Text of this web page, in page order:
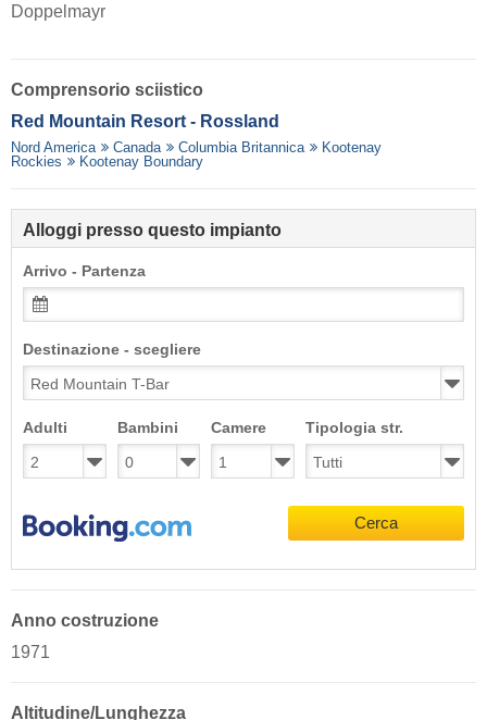
Doppelmayr
Comprensorio sciistico
Red Mountain Resort - Rossland
Nord America Canada Columbia Britannica
Kootenay
Rockies
Kootenay Boundary
Alloggi presso questo impianto
Arrivo - Partenza
Destinazione - scegliere
Adulti Bambini Camere Tipologia str.
Cerca
Anno costruzione
1971
Altitudine/Lunghezza